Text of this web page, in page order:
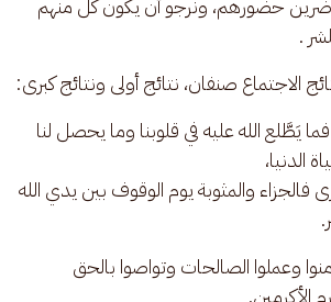
.
الاجتماع صنفان، نتائج أولى ونتائج كبرى:
فما يَطَّلع الله عليه في قلوبنا وما يحصل لنا
الدنيا،
فالجزاء والمثوبة يوم الوقوف بين يدي الله
وعملوا الصالحات وتواصوا بالحق
الأكرمين.